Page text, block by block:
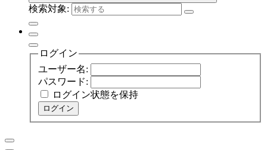
検索対象:
ログイン
ユーザー名:
パスワード:
ログイン状態を保持
ログイン